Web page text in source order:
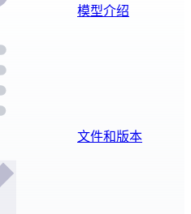
模型介绍
文件和版本